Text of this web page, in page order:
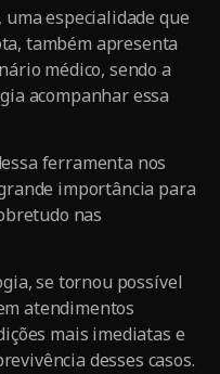
especialidade que
também apresenta
médico, sendo a
acompanhar essa
ferramenta nos
importância para
nas
se tornou possível
atendimentos
mais imediatas e
desses casos.